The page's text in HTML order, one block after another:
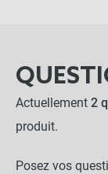
Actuellement 2
produit.
Posez vos